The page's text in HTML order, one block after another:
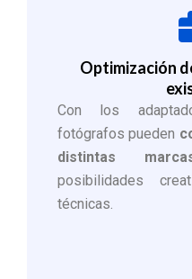
Optimización
Con los
fotógrafos pueden
distintas
posibilidades
técnicas.